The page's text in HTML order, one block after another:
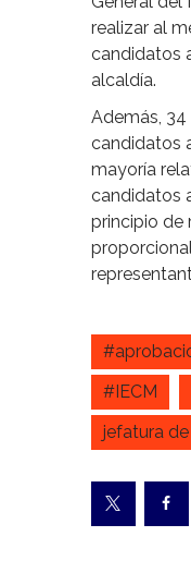
realizar al
candidatos
alcaldía.
Además,
candidatos
mayoría
candidatos
principio de
#IECM
jefatura